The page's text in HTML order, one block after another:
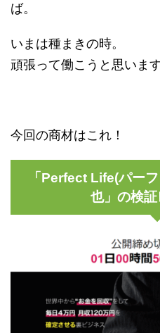
ば。
いまは種まきの時。
頑張って働こうと思います
今回の商材はこれ！
「Perfect Life(パー
也」の検証